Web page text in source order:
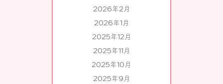
2026年2月
2026年1月
2025年12月
2025年11月
2025年10月
2025年9月